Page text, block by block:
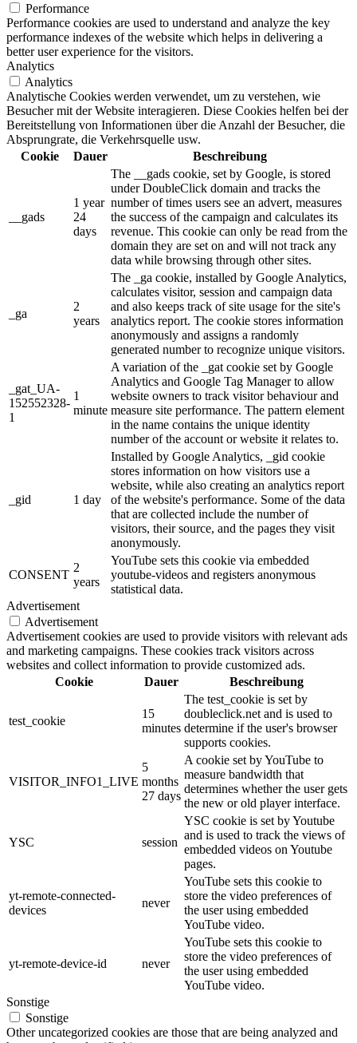
Performance
Performance cookies are used to understand and analyze the key
performance indexes of the website which helps in delivering a
better user experience for the visitors.
Analytics
Analytics
Analytische Cookies werden verwendet, um zu verstehen, wie
Besucher mit der Website interagieren. Diese Cookies helfen bei der
Bereitstellung von Informationen über die Anzahl der Besucher, die
Absprungrate, die Verkehrsquelle usw.
Cookie
Dauer Beschreibung
__gads
1 year
24
days
The __gads cookie, set by Google, is stored
under DoubleClick domain and tracks the
number of times users see an advert, measures
the success of the campaign and calculates its
revenue. This cookie can only be read from the
domain they are set on and will not track any
data while browsing through other sites.
_ga
2
years
The _ga cookie, installed by Google Analytics,
calculates visitor, session and campaign data
and also keeps track of site usage for the site's
analytics report. The cookie stores information
anonymously and assigns a randomly
generated number to recognize unique visitors.
_gat_UA-
152552328-
1
1
minute
A variation of the _gat cookie set by Google
Analytics and Google Tag Manager to allow
website owners to track visitor behaviour and
measure site performance. The pattern element
in the name contains the unique identity
number of the account or website it relates to.
_gid 1 day
Installed by Google Analytics, _gid cookie
stores information on how visitors use a
website, while also creating an analytics report
of the website's performance. Some of the data
that are collected include the number of
visitors, their source, and the pages they visit
anonymously.
CONSENT
2
years
YouTube sets this cookie via embedded
youtube-videos and registers anonymous
statistical data.
Advertisement
Advertisement
Advertisement cookies are used to provide visitors with relevant ads
and marketing campaigns. These cookies track visitors across
websites and collect information to provide customized ads.
Cookie
Dauer Beschreibung
test_cookie
15
minutes
The test_cookie is set by
doubleclick.net and is used to
determine if the user's browser
supports cookies.
VISITOR_INFO1_LIVE
5
months
27 days
A cookie set by YouTube to
measure bandwidth that
determines whether the user gets
the new or old player interface.
YSC session
YSC cookie is set by Youtube
and is used to track the views of
embedded videos on Youtube
pages.
yt-remote-connected-
devices
never
YouTube sets this cookie to
store the video preferences of
the user using embedded
YouTube video.
yt-remote-device-id never
YouTube sets this cookie to
store the video preferences of
the user using embedded
YouTube video.
Sonstige
Sonstige
Other uncategorized cookies are those that are being analyzed and